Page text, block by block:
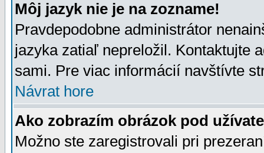
Môj jazyk nie je na zozname!
Pravdepodobne administrátor
jazyka zatiaľ nepreložil. Kontaktujte
sami. Pre viac informácií navštívte
Návrat hore
Ako zobrazím obrázok pod
Možno ste zaregistrovali pri